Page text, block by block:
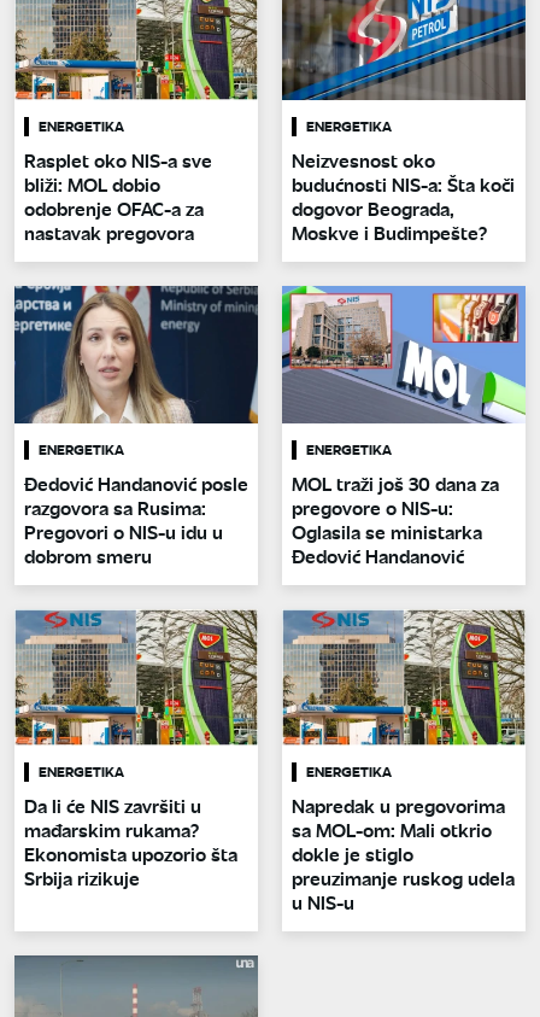
ENERGETIKA
Rasplet oko NIS-a sve
bliži: MOL dobio
odobrenje OFAC-a za
nastavak pregovora
ENERGETIKA
Neizvesnost oko
budućnosti NIS-a: Šta koči
dogovor Beograda,
Moskve i Budimpešte?
ENERGETIKA
Đedović Handanović posle
razgovora sa Rusima:
Pregovori o NIS-u idu u
dobrom smeru
ENERGETIKA
MOL traži još 30 dana za
pregovore o NIS-u:
Oglasila se ministarka
Đedović Handanović
ENERGETIKA
Da li će NIS završiti u
mađarskim rukama?
Ekonomista upozorio šta
Srbija rizikuje
ENERGETIKA
Napredak u pregovorima
sa MOL-om: Mali otkrio
dokle je stiglo
preuzimanje ruskog udela
u NIS-u